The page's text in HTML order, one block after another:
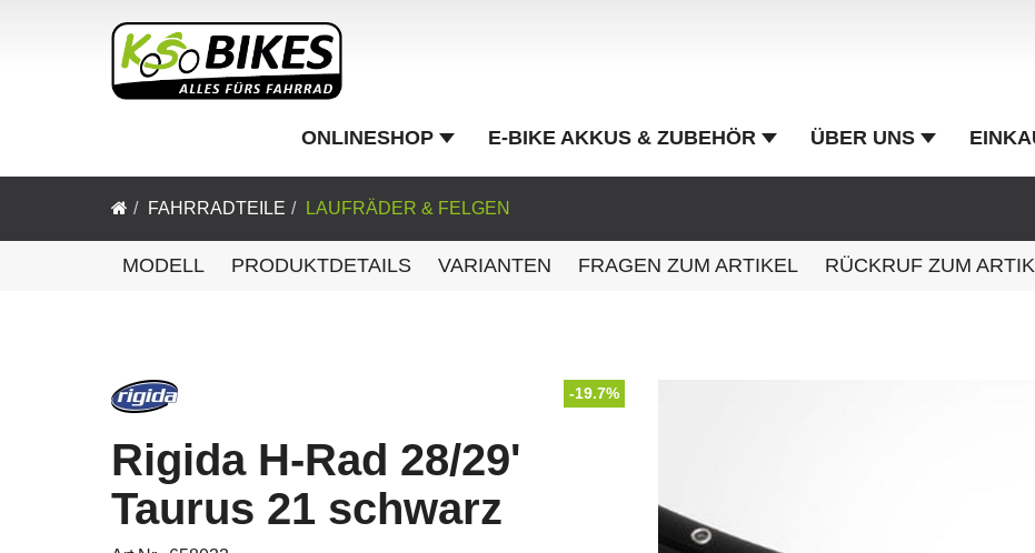
ONLINESHOP E-BIKE AKKUS & ZUBEHÖR ÜBER UNS
FAHRRADTEILE LAUFRÄDER & FELGEN
MODELL PRODUKTDETAILS VARIANTEN FRAGEN ZUM ARTIKEL RÜCKRUF ZUM
-19.7%
Rigida H-Rad 28/29'
Taurus 21 schwarz